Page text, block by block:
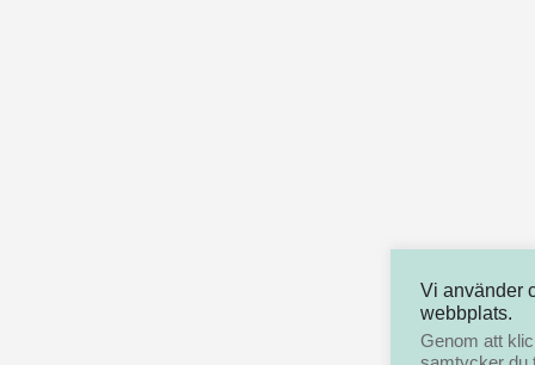
Vi använder
webbplats.
Genom att